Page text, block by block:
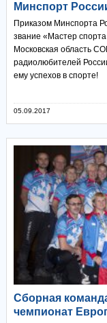
Минспорт
Приказом Минспорта
звание «Мастер
Московская область
радиолюбителей
ему успехов в спорте!
05.09.2017
Сборная
чемпионат